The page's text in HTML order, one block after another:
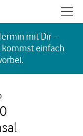
mit Dir –
einfach